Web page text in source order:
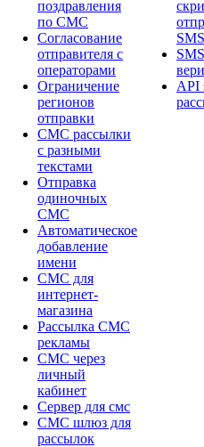
поздравления
по СМС
Согласование
отправителя с
операторами
Ограничение
регионов
отправки
СМС рассылки
с разными
текстами
Отправка
одиночных
СМС
Автоматическое
добавление
имени
СМС для
интернет-
магазина
Рассылка СМС
рекламы
СМС через
личный
кабинет
Сервер для смс
СМС шлюз для
рассылок
SMS
API